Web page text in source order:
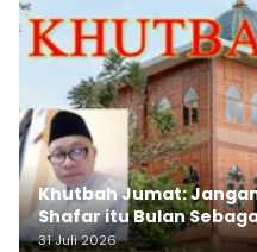
Khutbah Jumat:
Shafar itu Bulan
31 Juli 2026